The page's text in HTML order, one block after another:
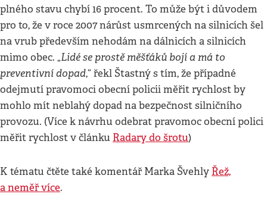
plného stavu chybí 16 procent. To může být i důvodem
pro to, že v roce 2007 nárůst usmrcených na silnicích šel
na vrub především nehodám na dálnicích a silnicích
mimo obec. „Lidé se prostě měšťáků bojí a má to
preventivní dopad,“ řekl Štastný s tím, že případné
odejmutí pravomoci obecní policii měřit rychlost by
mohlo mít neblahý dopad na bezpečnost silničního
provozu. (Více k návrhu odebrat pravomoc obecní polici
měřit rychlost v článku Radary do šrotu)
K tématu čtěte také komentář Marka Švehly Řež,
a neměř více.